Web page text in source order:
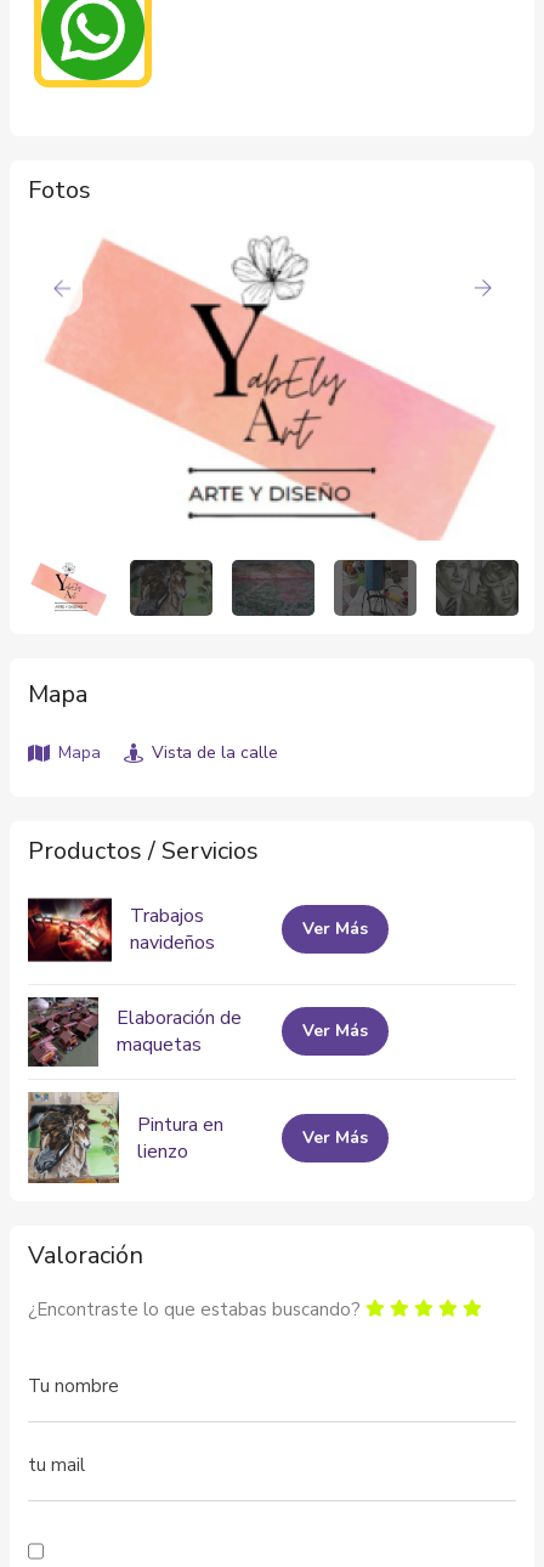
Fotos
Mapa
Mapa Vista de la calle
Productos / Servicios
Trabajos
navideños
Ver Más
Elaboración de
maquetas
Ver Más
Pintura en
lienzo
Ver Más
Valoración
¿Encontraste lo que estabas buscando?